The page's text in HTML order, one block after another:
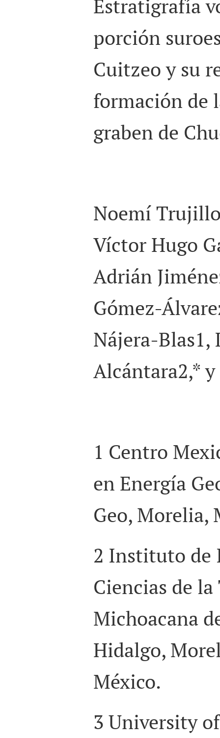
Estratigrafía
porción
Cuitzeo y su
formación de
graben de
Noemí
Víctor Hugo
Adrián
Gómez-
Nájera-Blas1,
Alcántara2,*y
1 Centro
en Energía
Geo, Morelia,
2 Instituto de
Ciencias de
Michoacana
Hidalgo,
México.
3 University